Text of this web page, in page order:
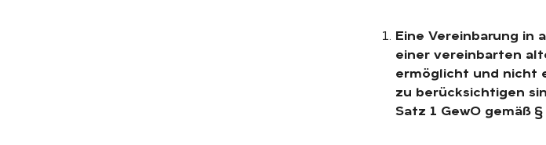
Eine Vereinbarung in
einer vereinbarten
ermöglicht und nicht
zu berücksichtigen
Satz 1 GewO gemäß §